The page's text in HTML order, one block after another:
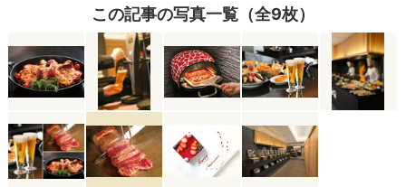
この記事の写真一覧（全9枚）